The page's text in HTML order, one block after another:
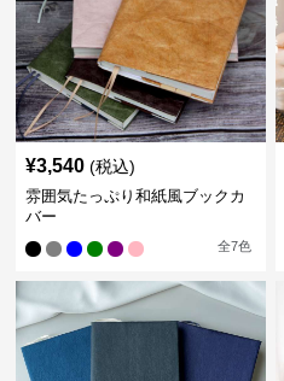
¥3,540 (税込)
雰囲気たっぷり和紙風ブックカ
バー
全7色